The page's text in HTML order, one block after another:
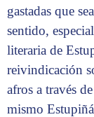
gastadas que
sentido,
literaria de
reivindicación
afros a través
mismo